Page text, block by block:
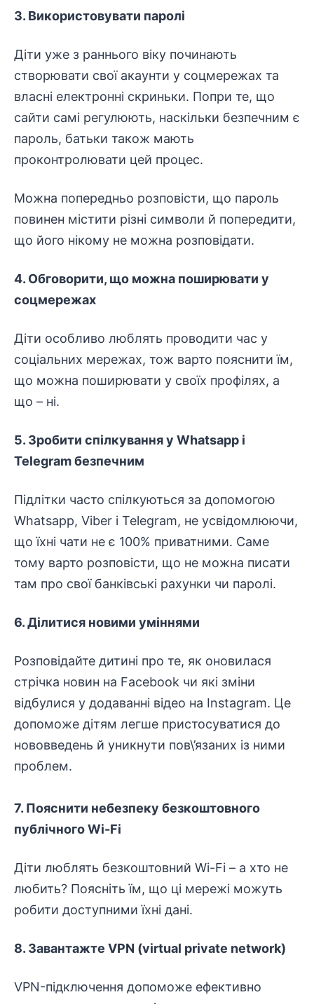
3. Використовувати паролі
Діти уже з раннього віку починають
створювати свої акаунти у соцмережах та
власні електронні скриньки. Попри те, що
сайти самі регулюють, наскільки безпечним є
пароль, батьки також мають
проконтролювати цей процес.
Можна попередньо розповісти, що пароль
повинен містити різні символи й попередити,
що його нікому не можна розповідати.
4. Обговорити, що можна поширювати у
соцмережах
Діти особливо люблять проводити час у
соціальних мережах, тож варто пояснити їм,
що можна поширювати у своїх профілях, а
що – ні.
5. Зробити спілкування у Whatsapp і
Telegram безпечним
Підлітки часто спілкуються за допомогою
Whatsapp, Viber і Telegram, не усвідомлюючи,
що їхні чати не є 100% приватними. Саме
тому варто розповісти, що не можна писати
там про свої банківські рахунки чи паролі.
6. Ділитися новими уміннями
Розповідайте дитині про те, як оновилася
стрічка новин на Facebook чи які зміни
відбулися у додаванні відео на Instagram. Це
допоможе дітям легше пристосуватися до
нововведень й уникнути пов\’язаних із ними
проблем.
7. Пояснити небезпеку безкоштовного
публічного Wi-Fi
Діти люблять безкоштовний Wi-Fi – а хто не
любить? Поясніть їм, що ці мережі можуть
робити доступними їхні дані.
8. Завантажте VPN (virtual private network)
VPN-підключення допоможе ефективно